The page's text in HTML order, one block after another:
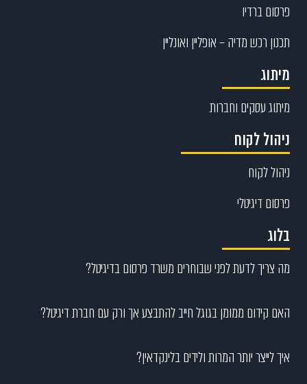
פרסום ברדיו
תכנון רכש מדיה – אופליין ואונליין
מיתוג
מיתוג עסקים וחברות
ניהול לקוח
ניהול לקוח
פרסום דיגיטלי
בלוג
מה צריך לדעת לפני שבוחרים משרד פרסום בדיגיטל?
האם קידום ממומן בגוגל חייב להתבצע אך ורק עם חברת דיגיטל?
איך לייצר יותר המרות ולידים בלינקדאין?